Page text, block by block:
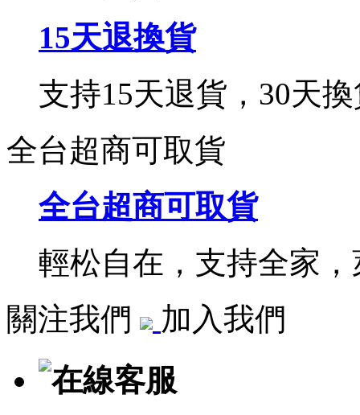
15天退換貨
支持15天退貨，30天
全台超商可取貨
全台超商可取貨
輕松自在，支持全家
關注我們
加入我們
在線客服